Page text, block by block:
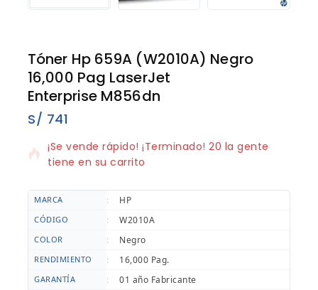
Tóner Hp 659A (W2010A) Negro
16,000 Pag LaserJet
Enterprise M856dn
S/ 741
10 productos vendidos en los últimos 13 horas
¡Se vende rápido! ¡Terminado! 20 la gente
tiene en su carrito
MARCA : HP
CÓDIGO : W2010A
COLOR : Negro
RENDIMIENTO : 16,000 Pag.
GARANTÍA : 01 año Fabricante